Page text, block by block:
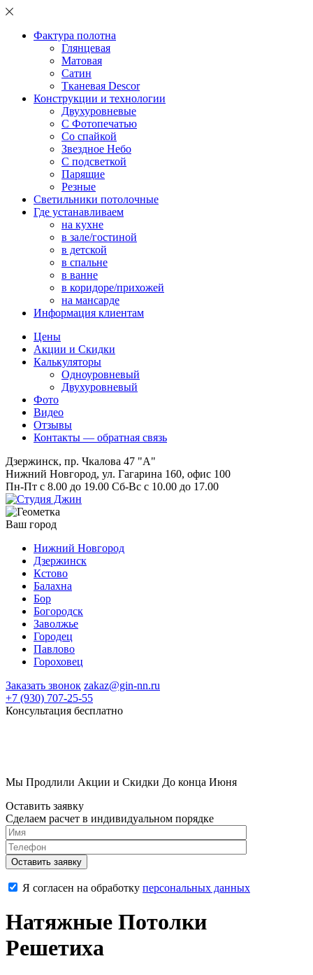
Фактура полотна
Глянцевая
Матовая
Сатин
Тканевая Descor
Конструкции и технологии
Двухуровневые
С Фотопечатью
Со спайкой
Звездное Небо
С подсветкой
Парящие
Резные
Светильники потолочные
Где устанавливаем
на кухне
в зале/гостиной
в детской
в спальне
в ванне
в коридоре/прихожей
на мансарде
Информация клиентам
Цены
Акции и Скидки
Калькуляторы
Одноуровневый
Двухуровневый
Фото
Видео
Отзывы
Контакты — обратная связь
Дзержинск, пр. Чкалова 47 "А"
Нижний Новгород, ул. Гагарина 160, офис 100
Пн-Пт с 8.00 до 19.00 Сб-Вс с 10.00 до 17.00
Ваш город
Нижний Новгород
Дзержинск
Кстово
Балахна
Бор
Богородск
Заволжье
Городец
Павлово
Гороховец
Заказать звонок zakaz@gin-nn.ru
+7 (930) 707-25-55
Консультация бесплатно
Мы Продлили Акции и Скидки До конца Июня
Оставить заявку
Сделаем расчет в индивидуальном порядке
Я согласен на обработку персональных данных
Натяжные Потолки
Решетиха